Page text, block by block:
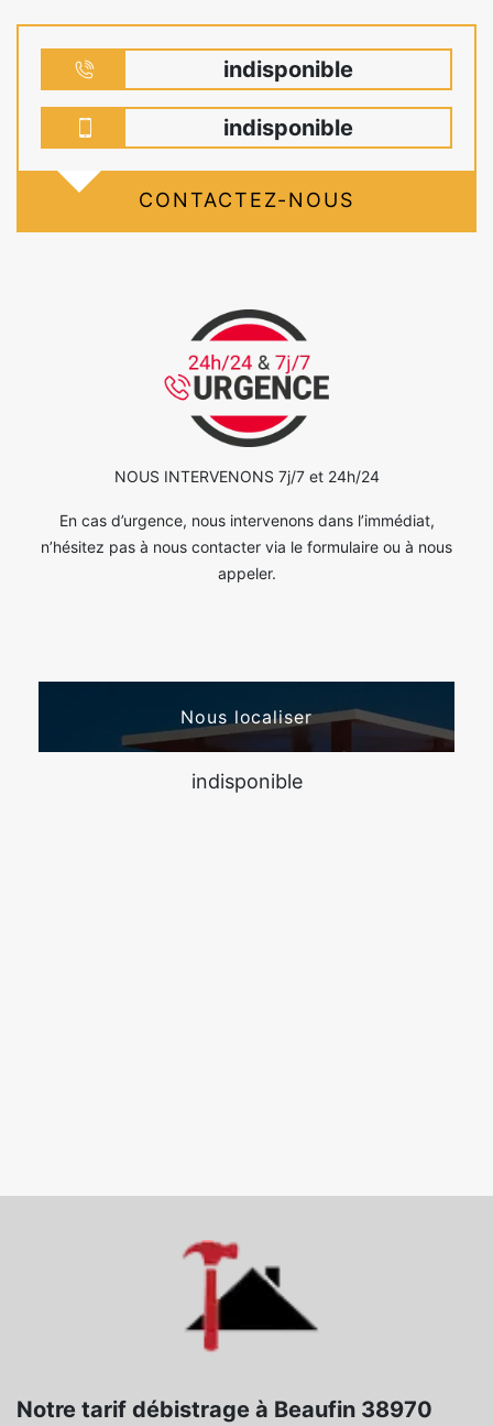
indisponible
indisponible
CONTACTEZ-NOUS
NOUS INTERVENONS 7j/7 et 24h/24
En cas d’urgence, nous intervenons dans l’immédiat,
n’hésitez pas à nous contacter via le formulaire ou à nous
appeler.
Nous localiser
indisponible
Notre tarif débistrage à Beaufin 38970